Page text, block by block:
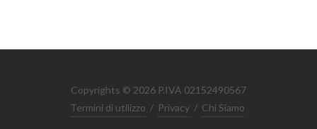
Copyrights © 2026 P.IVA 02152490567
Termini di utilizzo / Privacy / Chi Siamo